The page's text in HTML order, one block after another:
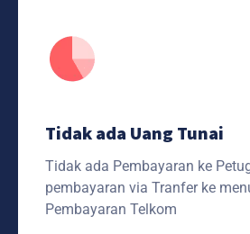
Tidak ada Uang Tunai
Tidak ada Pembayaran ke
pembayaran via Tranfer ke
Pembayaran Telkom